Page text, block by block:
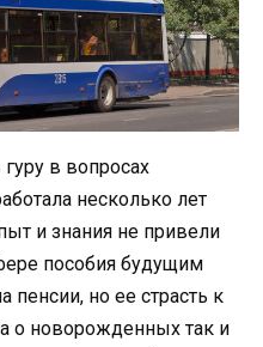
в вопросах
несколько лет
и знания не привели
пособия будущим
но ее страсть к
о новорожденных так и